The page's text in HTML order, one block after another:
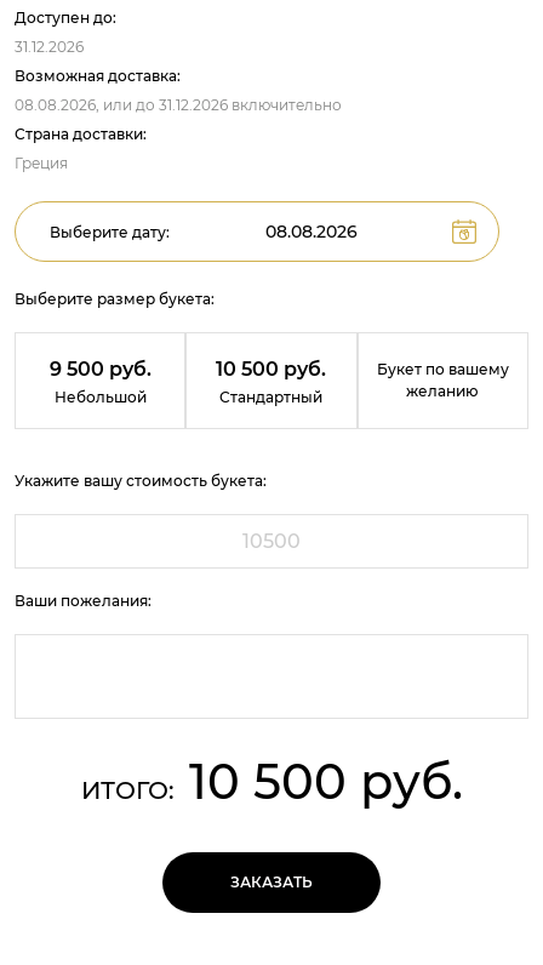
Доступен до:
31.12.2026
Возможная доставка:
08.08.2026, или до 31.12.2026 включительно
Страна доставки:
Греция
Выберите дату:
Выберите размер букета:
9 500 руб.
Небольшой
10 500 руб.
Стандартный
Букет по вашему
желанию
Укажите вашу стоимость букета:
Ваши пожелания:
ИТОГО: 10 500 руб.
ЗАКАЗАТЬ